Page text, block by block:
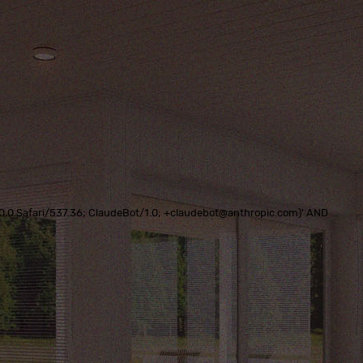
Safari/537.36; ClaudeBot/1.0; +claudebot@anthropic.com)' AND